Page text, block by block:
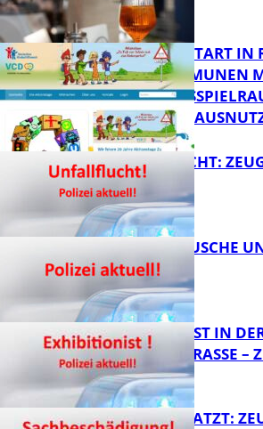
FB Kultur
ZUM SCHULSTART IN
PFALZ: KOMMUNEN
SCHULWEGE
UNFALLFLUCHT:
KNALLGERÄUSCHE
EXHIBITIONIST IN
VELMANNSTRASSE –
AUTO ZERKRATZT: